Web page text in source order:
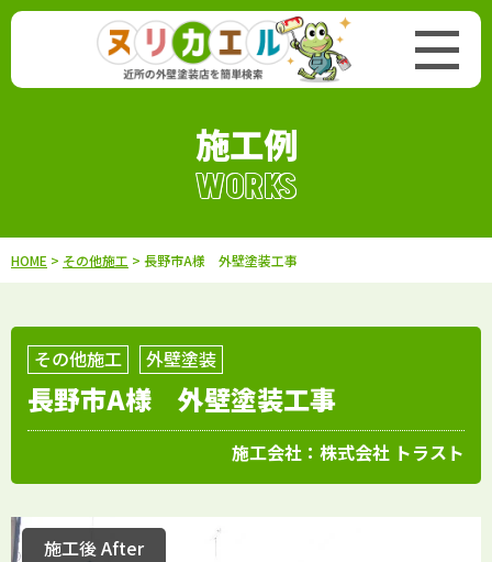
施工例
WORKS
HOME > その他施工 > 長野市A様 外壁塗装工事
その他施工 外壁塗装
長野市A様 外壁塗装工事
施工会社： 株式会社 トラスト
施工後 After